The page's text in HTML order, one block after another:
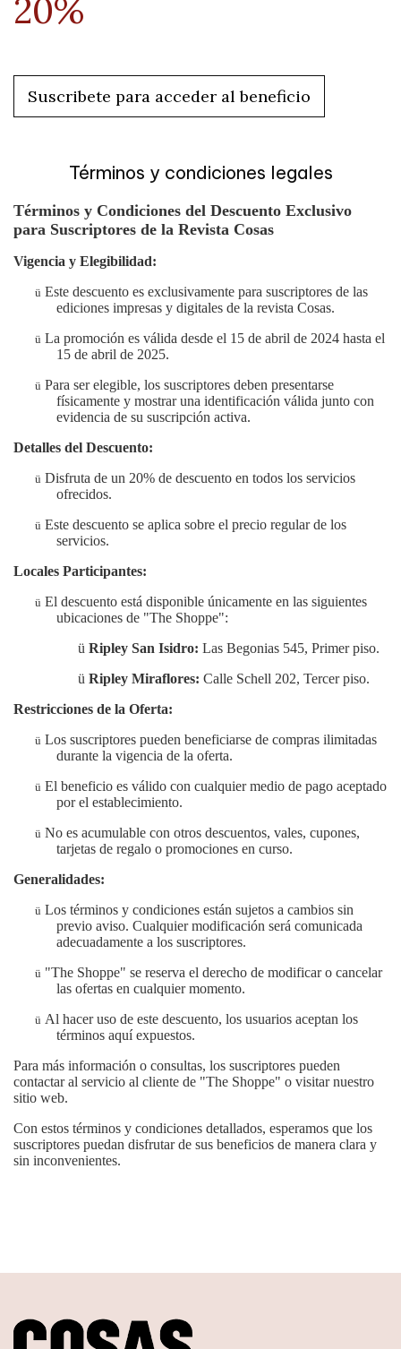
20%
Suscribete para acceder al beneficio
Términos y condiciones legales
Términos y Condiciones del Descuento Exclusivo
para Suscriptores de la Revista Cosas
Vigencia y Elegibilidad:
ü Este descuento es exclusivamente para suscriptores de las
ediciones impresas y digitales de la revista Cosas.
ü La promoción es válida desde el 15 de abril de 2024 hasta el
15 de abril de 2025.
ü Para ser elegible, los suscriptores deben presentarse
físicamente y mostrar una identificación válida junto con
evidencia de su suscripción activa.
Detalles del Descuento:
ü Disfruta de un 20% de descuento en todos los servicios
ofrecidos.
ü Este descuento se aplica sobre el precio regular de los
servicios.
Locales Participantes:
ü El descuento está disponible únicamente en las siguientes
ubicaciones de "The Shoppe":
ü Ripley San Isidro: Las Begonias 545, Primer piso.
ü Ripley Miraflores: Calle Schell 202, Tercer piso.
Restricciones de la Oferta:
ü Los suscriptores pueden beneficiarse de compras ilimitadas
durante la vigencia de la oferta.
ü El beneficio es válido con cualquier medio de pago aceptado
por el establecimiento.
ü No es acumulable con otros descuentos, vales, cupones,
tarjetas de regalo o promociones en curso.
Generalidades:
ü Los términos y condiciones están sujetos a cambios sin
previo aviso. Cualquier modificación será comunicada
adecuadamente a los suscriptores.
ü "The Shoppe" se reserva el derecho de modificar o cancelar
las ofertas en cualquier momento.
ü Al hacer uso de este descuento, los usuarios aceptan los
términos aquí expuestos.
Para más información o consultas, los suscriptores pueden
contactar al servicio al cliente de "The Shoppe" o visitar nuestro
sitio web.
Con estos términos y condiciones detallados, esperamos que los
suscriptores puedan disfrutar de sus beneficios de manera clara y
sin inconvenientes.